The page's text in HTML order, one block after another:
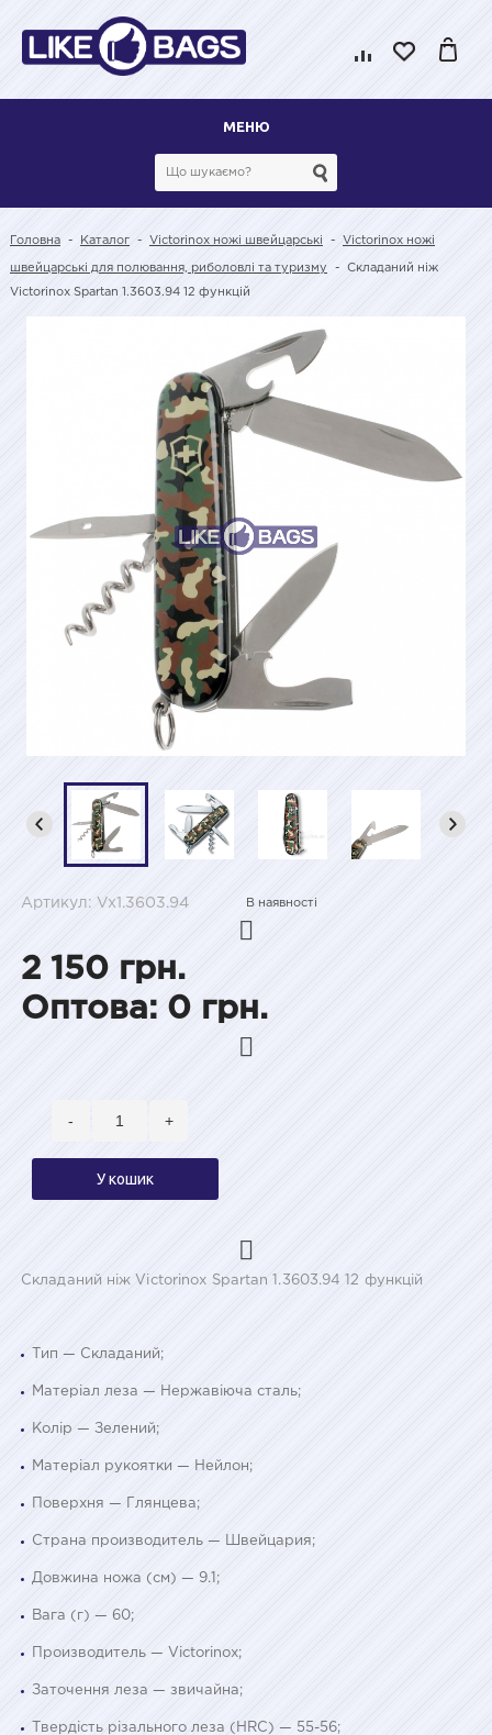
МЕНЮ
Головна - Каталог - Victorinox ножі швейцарські - Victorinox ножі
швейцарські для полювання, риболовлі та туризму - Складаний ніж
Victorinox Spartan 1.3603.94 12 функцій
Артикул: Vx1.3603.94 В наявності
2 150 грн.
Оптова: 0 грн.
- +
У кошик
Складаний ніж Victorinox Spartan 1.3603.94 12 функцій
Тип — Складаний;
Матеріал леза — Нержавіюча сталь;
Колір — Зелений;
Матеріал рукоятки — Нейлон;
Поверхня — Глянцева;
Страна производитель — Швейцария;
Довжина ножа (см) — 9.1;
Вага (г) — 60;
Производитель — Victorinox;
Заточення леза — звичайна;
Твердість різального леза (HRC) — 55-56;